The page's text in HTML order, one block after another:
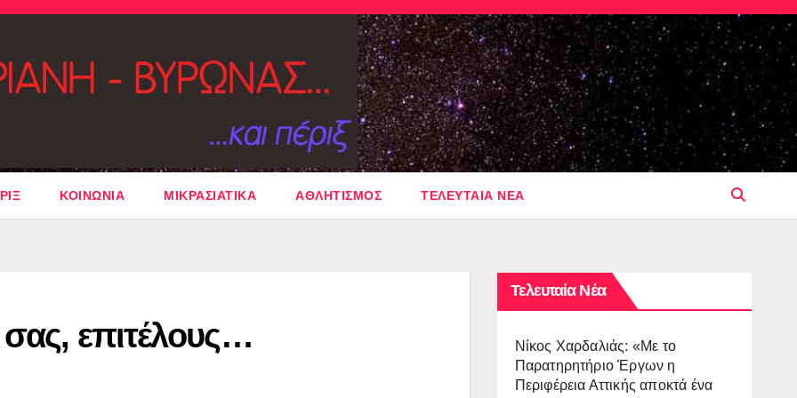
ΚΟΙΝΩΝΙΑ ΜΙΚΡΑΣΙΑΤΙΚΑ ΑΘΛΗΤΙΣΜΟΣ ΤΕΛΕΥΤΑΙΑ ΝΕΑ
επιτέλους…
Τελευταία Νέα
Νίκος Χαρδαλιάς: «Με το
Παρατηρητήριο Έργων η
Περιφέρεια Αττικής αποκτά ένα